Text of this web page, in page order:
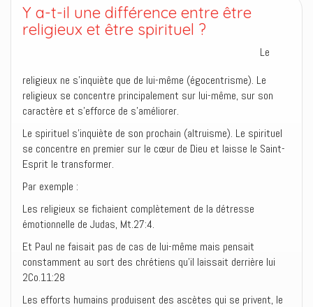
Y a-t-il une différence entre être
religieux et être spirituel ?
Le
religieux ne s’inquiète que de lui-même (égocentrisme). Le
religieux se concentre principalement sur lui-même, sur son
caractère et s’efforce de s’améliorer.
Le spirituel s’inquiète de son prochain (altruisme). Le spirituel
se concentre en premier sur le cœur de Dieu et laisse le Saint-
Esprit le transformer.
Par exemple :
Les religieux se fichaient complètement de la détresse
émotionnelle de Judas, Mt.27:4.
Et Paul ne faisait pas de cas de lui-même mais pensait
constamment au sort des chrétiens qu’il laissait derrière lui
2Co.11:28
Les efforts humains produisent des ascètes qui se privent, le